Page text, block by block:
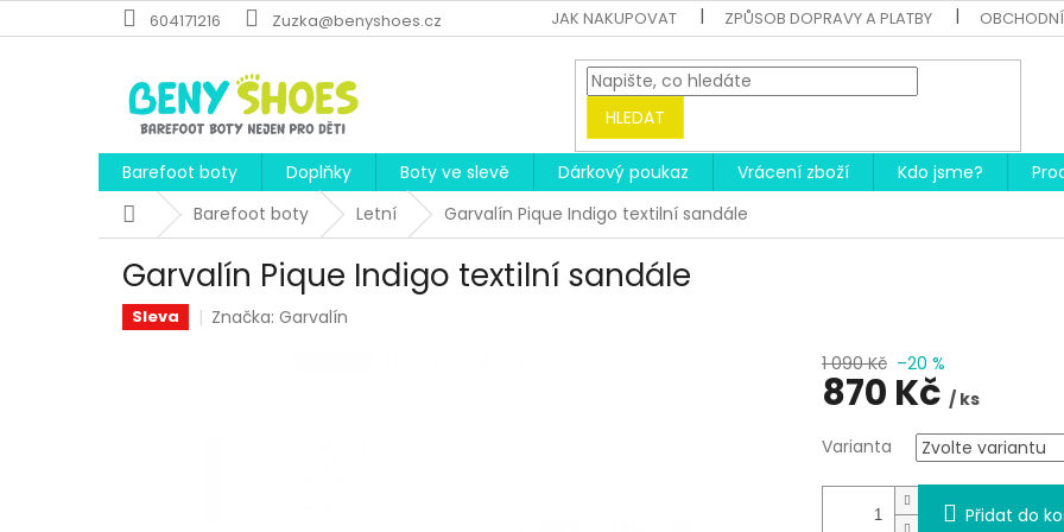
na
604171216 Zuzka@benyshoes.cz JAK NAKUPOVAT ZPŮSOB DOPRAVY A PLATBY OBCHODNÍ
HLEDAT
Barefoot boty Doplňky Boty ve slevě Dárkový poukaz Vrácení zboží Kdo jsme?
DomůBarefoot boty Letní Garvalín Pique Indigo textilní sandále
Garvalín Pique Indigo textilní sandále
Sleva Značka:Garvalín
1 090 Kč –20 %
870 Kč / ks
cena:
Varianta
Přidat do